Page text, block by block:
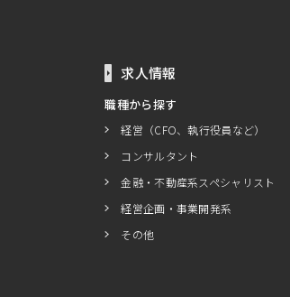
求人情報
職種から探す
経営（CFO、執行役員など）
コンサルタント
金融・不動産系スペシャリスト
経営企画・事業開発系
その他